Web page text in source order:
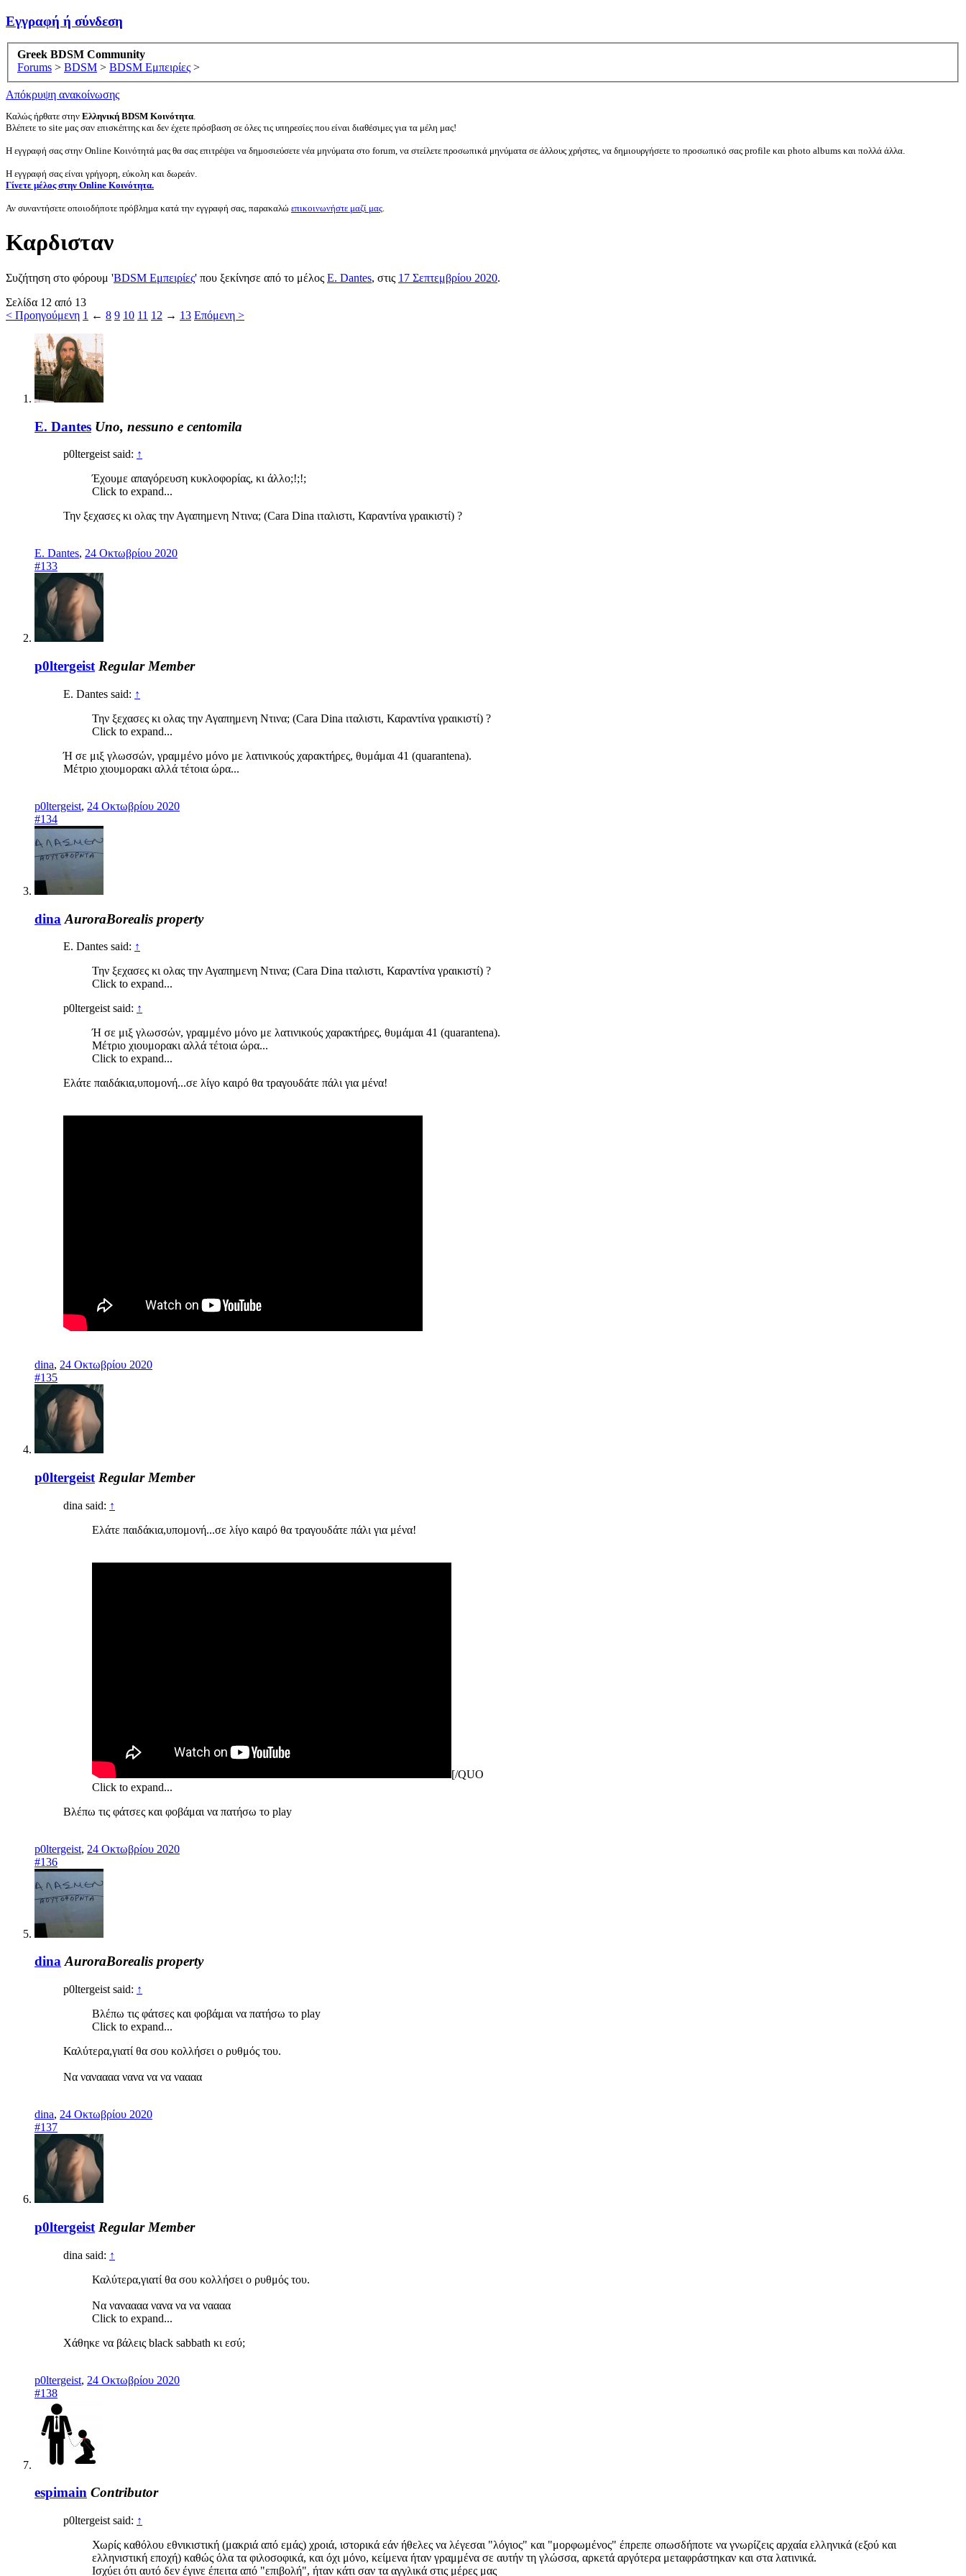
Εγγραφή ή σύνδεση
Greek BDSM Community
Forums > BDSM > BDSM Εμπειρίες >
Απόκρυψη ανακοίνωσης
Καλώς ήρθατε στην Ελληνική BDSM Κοινότητα.
Βλέπετε το site μας σαν επισκέπτης και δεν έχετε πρόσβαση σε όλες τις υπηρεσίες που είναι διαθέσιμες για τα μέλη μας!
Η εγγραφή σας στην Online Κοινότητά μας θα σας επιτρέψει να δημοσιεύσετε νέα μηνύματα στο forum, να στείλετε προσωπικά μηνύματα σε άλλους χρήστες, να δημιουργήσετε το προσωπικό σας profile και photo albums και πολλά άλλα.
Η εγγραφή σας είναι γρήγορη, εύκολη και δωρεάν.
Γίνετε μέλος στην Online Κοινότητα.
Αν συναντήσετε οποιοδήποτε πρόβλημα κατά την εγγραφή σας, παρακαλώ επικοινωνήστε μαζί μας.
Καρδισταν
Συζήτηση στο φόρουμ 'BDSM Εμπειρίες' που ξεκίνησε από το μέλος E. Dantes, στις 17 Σεπτεμβρίου 2020.
Σελίδα 12 από 13
< Προηγούμενη 1 ← 8 9 10 11 12 → 13 Επόμενη >
E. Dantes Uno, nessuno e centomila
p0ltergeist said: ↑
Έχουμε απαγόρευση κυκλοφορίας, κι άλλο;!;!;
Click to expand...
Την ξεχασες κι ολας την Αγαπημενη Ντινα; (Cara Dina ιταλιστι, Καραντίνα γραικιστί) ?
E. Dantes, 24 Οκτωβρίου 2020
#133
p0ltergeist Regular Member
E. Dantes said: ↑
Την ξεχασες κι ολας την Αγαπημενη Ντινα; (Cara Dina ιταλιστι, Καραντίνα γραικιστί) ?
Click to expand...
Ή σε μιξ γλωσσών, γραμμένο μόνο με λατινικούς χαρακτήρες, θυμάμαι 41 (quarantena).
Μέτριο χιουμορακι αλλά τέτοια ώρα...
p0ltergeist, 24 Οκτωβρίου 2020
#134
dina AuroraBorealis property
E. Dantes said: ↑
Την ξεχασες κι ολας την Αγαπημενη Ντινα; (Cara Dina ιταλιστι, Καραντίνα γραικιστί) ?
Click to expand...
p0ltergeist said: ↑
Ή σε μιξ γλωσσών, γραμμένο μόνο με λατινικούς χαρακτήρες, θυμάμαι 41 (quarantena).
Μέτριο χιουμορακι αλλά τέτοια ώρα...
Click to expand...
Ελάτε παιδάκια,υπομονή...σε λίγο καιρό θα τραγουδάτε πάλι για μένα!
dina, 24 Οκτωβρίου 2020
#135
p0ltergeist Regular Member
dina said: ↑
Ελάτε παιδάκια,υπομονή...σε λίγο καιρό θα τραγουδάτε πάλι για μένα!
[/QUO
Click to expand...
Βλέπω τις φάτσες και φοβάμαι να πατήσω το play
p0ltergeist, 24 Οκτωβρίου 2020
#136
dina AuroraBorealis property
p0ltergeist said: ↑
Βλέπω τις φάτσες και φοβάμαι να πατήσω το play
Click to expand...
Καλύτερα,γιατί θα σου κολλήσει ο ρυθμός του.
Να ναναααα νανα να να ναααα
dina, 24 Οκτωβρίου 2020
#137
p0ltergeist Regular Member
dina said: ↑
Καλύτερα,γιατί θα σου κολλήσει ο ρυθμός του.
Να ναναααα νανα να να ναααα
Click to expand...
Χάθηκε να βάλεις black sabbath κι εσύ;
p0ltergeist, 24 Οκτωβρίου 2020
#138
espimain Contributor
p0ltergeist said: ↑
Χωρίς καθόλου εθνικιστική (μακριά από εμάς) χροιά, ιστορικά εάν ήθελες να λέγεσαι "λόγιος" και "μορφωμένος" έπρεπε οπωσδήποτε να γνωρίζεις αρχαία ελληνικά (εξού και
ελληνιστική εποχή) καθώς όλα τα φιλοσοφικά, και όχι μόνο, κείμενα ήταν γραμμένα σε αυτήν τη γλώσσα, αρκετά αργότερα μεταφράστηκαν και στα λατινικά.
Ισχύει ότι αυτό δεν έγινε έπειτα από "επιβολή", ήταν κάτι σαν τα αγγλικά στις μέρες μας